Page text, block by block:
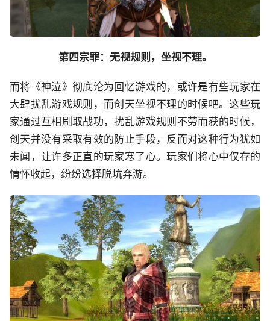
第四宗罪：无视规则，坐视不理。
而将《神泣》彻底沦为回忆游戏的，或许是有些玩家在
大肆扰乱游戏规则，而创天坐视不理的时候吧。这些玩
家通过互相刷取战功，扰乱游戏规则不劳而获的时候，
创天并没有采取有效的防止手段，反而对这种行为犹如
未闻，让许多正直的玩家寒了心。玩家们将心中仅存的
情怀收起，纷纷选择脱坑弃游。